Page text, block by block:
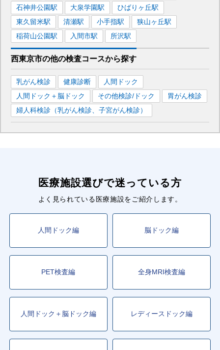
石神井公園駅 大泉学園駅 ひばりヶ丘駅
東久留米駅 清瀬駅 小手指駅 狭山ヶ丘駅
稲荷山公園駅 入間市駅 所沢駅
西東京市の他の検査コースから探す
乳がん検診 健康診断
人間ドック
人間ドック＋脳ドック
その他検診/ドック
胃がん検診
婦人科検診（乳がん検診、子宮がん検診）
医療施設選びで迷っている方
よく見られている医療施設をご紹介します。
人間ドック編 脳ドック編
PET検査編 全身MRI検査編
人間ドック＋脳ドック編 レディースドック編